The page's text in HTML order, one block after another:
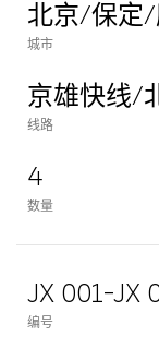
北京/保定/
城市
京雄快线/
线路
4
数量
JX 001-JX
编号